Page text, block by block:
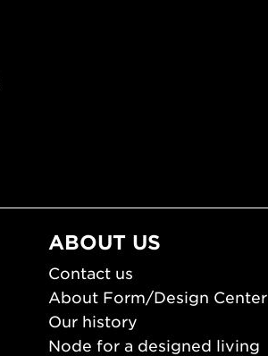
ABOUT US
Contact us
About Form/Design Center
Our history
Node for a designed living